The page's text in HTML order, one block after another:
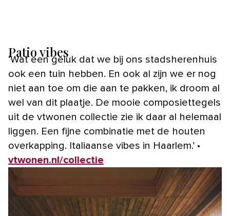
Patio vibes
‘Wat een geluk dat we bij ons stadsherenhuis
ook een tuin hebben. En ook al zijn we er nog
niet aan toe om die aan te pakken, ik droom al
wel van dit plaatje. De mooie composiettegels
uit de vtwonen collectie zie ik daar al helemaal
liggen. Een fijne combinatie met de houten
overkapping. Italiaanse vibes in Haarlem.’ •
vtwonen.nl/collectie